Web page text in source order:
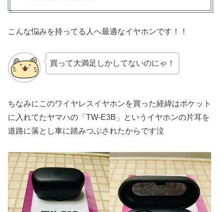
こんな悩みを持ってる人へ最適なイヤホンです！！
買って大満足しかしてないのにゃ！
ちなみにこのワイヤレスイヤホンを買った経緯はポケット
に入れてたヤマハの「TW-E3B」というイヤホンの片耳を
道路に落とし車に踏みつぶされたからです泣